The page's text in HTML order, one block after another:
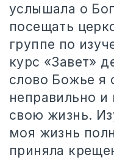
услышала о
посещать
группе по
курс «Завет»
слово Божье я
неправильно и
свою жизнь.
моя жизнь
приняла